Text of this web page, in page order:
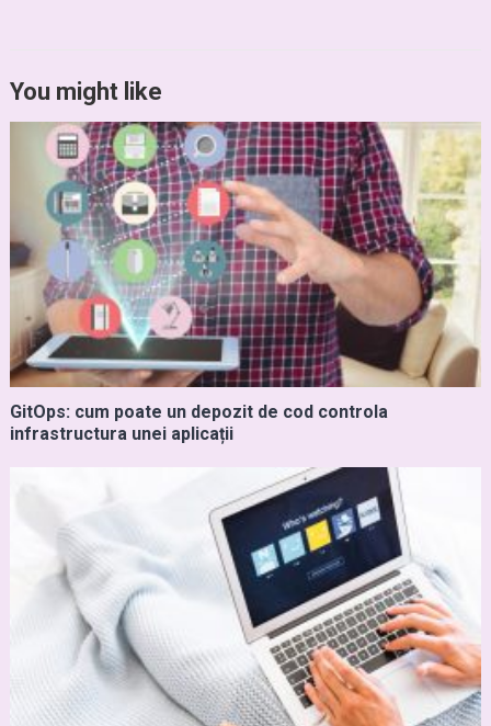
You might like
GitOps: cum poate un depozit de cod controla
infrastructura unei aplicații